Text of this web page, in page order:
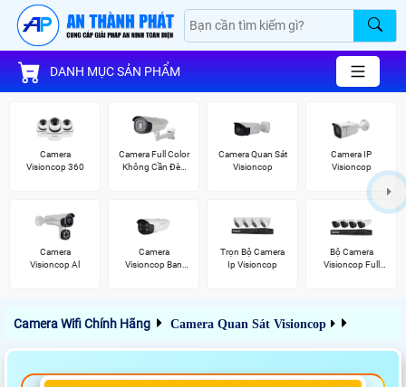
DANH MỤC SẢN PHẨM
Camera
Visioncop 360
Camera Full Color
Không Cần Đèn
Camera Quan Sát
Visioncop
Camera IP
Visioncop
Camera
Visioncop Al
Camera
Visioncop Ban
Trọn Bộ Camera
Ip Visioncop
Bộ Camera
Visioncop Full
Camera Wifi Chính Hãng Camera Quan Sát Visioncop